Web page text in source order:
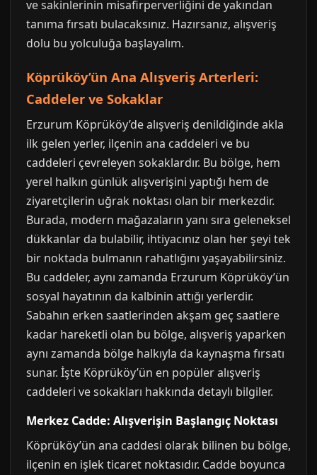
ve sakinlerinin misafirperverliğini de yakından
tanıma fırsatı bulacaksınız. Hazırsanız, alışveriş
dolu bu yolculuğa başlayalım.
Köprüköy’ün Ana Alışveriş Arterleri:
Caddeler ve Sokaklar
Erzurum Köprüköy’de alışveriş denildiğinde akla
ilk gelen yerler, ilçenin ana caddeleri ve bu
caddeleri çevreleyen sokaklardır. Bu bölge, hem
yerel halkın günlük alışverişini yaptığı hem de
ziyaretçilerin uğrak noktası olan bir merkezdir.
Burada, modern mağazaların yanı sıra geleneksel
dükkanlar da bulabilir, ihtiyacınız olan her şeyi tek
bir noktada bulmanın rahatlığını yaşayabilirsiniz.
Bu caddeler, aynı zamanda Erzurum Köprüköy’ün
sosyal hayatının da kalbinin attığı yerlerdir.
Sabahın erken saatlerinden akşam geç saatlere
kadar hareketli olan bu bölge, alışveriş yaparken
aynı zamanda bölge halkıyla da kaynaşma fırsatı
sunar. İşte Köprüköy’ün en popüler alışveriş
caddeleri ve sokakları hakkında detaylı bilgiler.
Merkez Cadde: Alışverişin Başlangıç Noktası
Köprüköy’ün ana caddesi olarak bilinen bu bölge,
ilçenin en işlek ticaret noktasıdır. Cadde boyunca